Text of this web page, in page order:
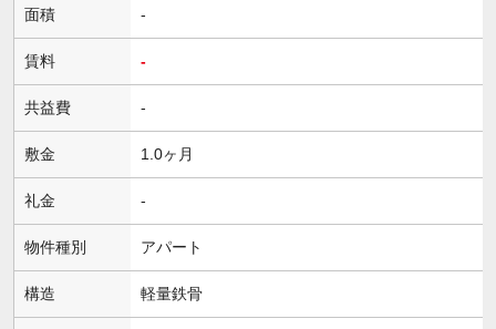
面積 -
賃料 -
共益費 -
敷金 1.0ヶ月
礼金 -
物件種別 アパート
構造 軽量鉄骨